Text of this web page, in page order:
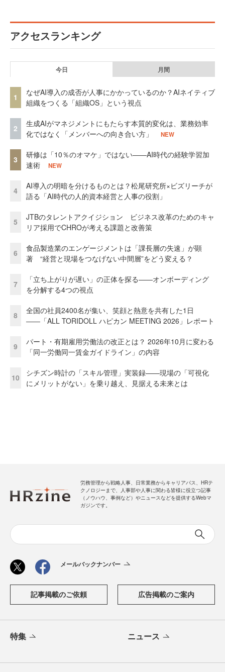
アクセスランキング
今日 月間
1
なぜAI導入の成否が人事にかかっているのか？AIネイティブ
組織をつくる「組織OS」という視点
2
生成AIがマネジメントにもたらす本質的変化は、業務効率
化ではなく「メンバーへの向き合い方」
NEW
3
研修は「10％のオマケ」ではない——AI時代の経験学習加
速術
NEW
4
AI導入の明暗を分けるものとは？松尾研究所×ビズリーチが
語る「AI時代の人的資本経営と人事の役割」
5
JTBのタレントアクイジション ビジネス改革のためのキャ
リア採用でCHROが考える課題と改善策
6
食品製造業のエンゲージメントは「課長層の失速」が顕
著 “経営と現場をつなげない中間層”をどう変える？
7
「立ち上がりが遅い」の正体を探る——オンボーディング
を分解する4つの視点
8
全国の社員2400名が集い、笑顔と熱意を共有した1日
――「ALL TORIDOLL ハピカン MEETING 2026」レポート
9
パート・有期雇用労働法の改正とは？ 2026年10月に変わる
「同一労働同一賃金ガイドライン」の内容
10
シチズン時計の「スキル管理」実装録——現場の「可視化
にメリットがない」を乗り越え、見据える未来とは
労務管理から戦略人事、日常業務からキャリアパス、HRテ
クノロジーまで、人事部や人事に関わる皆様に役立つ記事
（ノウハウ、事例など）やニュースなどを提供するWebマ
ガジンです。
メールバックナンバー
記事掲載のご依頼 広告掲載のご案内
特集 ニュース